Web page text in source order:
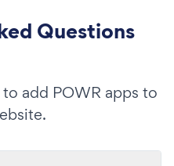
Questions
add POWR apps to